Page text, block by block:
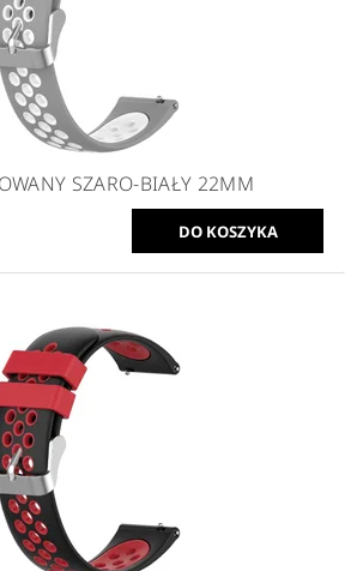
SZARO-BIAŁY 22MM